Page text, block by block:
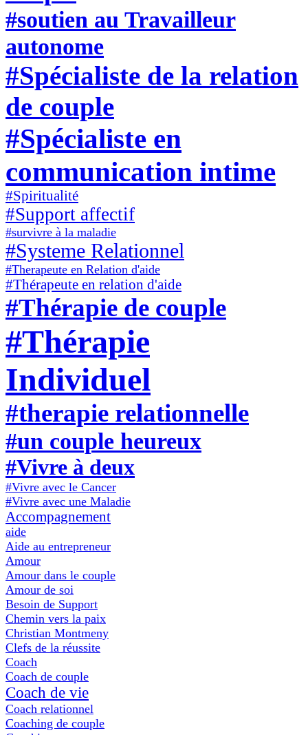
#soutien au Travailleur
autonome
#Spécialiste de la relation
de couple
#Spécialiste en
communication intime
#Spiritualité
#Support affectif
#survivre à la maladie
#Systeme Relationnel
#Therapeute en Relation d'aide
#Thérapeute en relation d'aide
#Thérapie de couple
#Thérapie
Individuel
#therapie relationnelle
#un couple heureux
#Vivre à deux
#Vivre avec le Cancer
#Vivre avec une Maladie
Accompagnement
aide
Aide au entrepreneur
Amour
Amour dans le couple
Amour de soi
Besoin de Support
Chemin vers la paix
Christian Montmeny
Clefs de la réussite
Coach
Coach de couple
Coach de vie
Coach relationnel
Coaching de couple